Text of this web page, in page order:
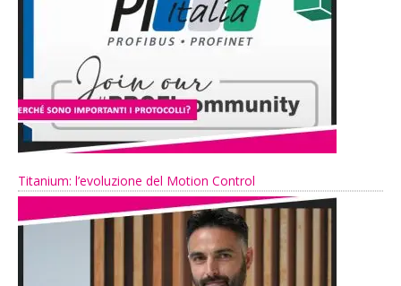
Titanium: l’evoluzione del Motion Control